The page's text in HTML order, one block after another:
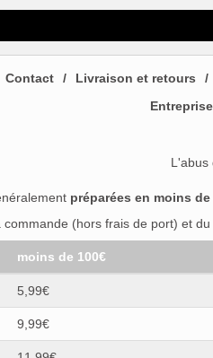
Contact Livraison et retours
L'abus
préparées en moins de
(hors frais de port) et
moins de 100€
5,99€
9,99€